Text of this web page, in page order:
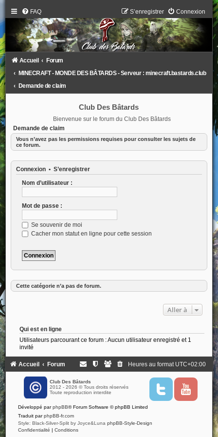
FAQ Connexion
S’enregistrer
Accueil
Forum
MINECRAFT - MONDE DES BÂTARDS - Serveur : minecraft.bastards.club
Demande de claim
Club Des Bâtards
Bienvenue sur le forum du Club Des Bâtards
Demande de claim
Vous n’avez pas les permissions requises pour consulter les sujets de
ce forum.
Connexion• S’enregistrer
Nom d’utilisateur :
Mot de passe :
Se souvenir de moi
Cacher mon statut en ligne pour cette session
Cette catégorie n’a pas de forum.
Aller à
Qui est en ligne
Utilisateurs parcourant ce forum : Aucun utilisateur enregistré et 1
invité
Accueil Forum Heures au format UTC+02:00
Club Des Bâtards
2012 - 2026 © Tous droits réservés
Toute reproduction interdite
T
i
Y
u
Développé parphpBB® Forum Software © phpBB Limited
Traduit parphpBB-fr.com
Style: Black-Silver-Split by Joyce&Luna phpBB-Style-Design
Confidentialité | Conditions